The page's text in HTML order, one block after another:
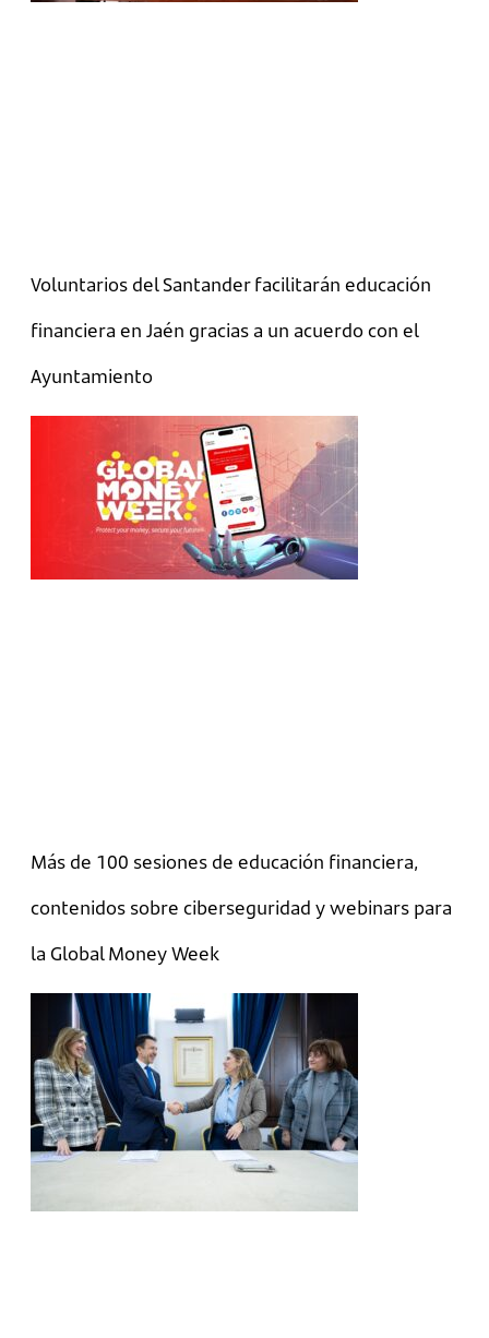
Voluntarios del Santander facilitarán educación
financiera en Jaén gracias a un acuerdo con el
Ayuntamiento
Más de 100 sesiones de educación financiera,
contenidos sobre ciberseguridad y webinars para
la Global Money Week